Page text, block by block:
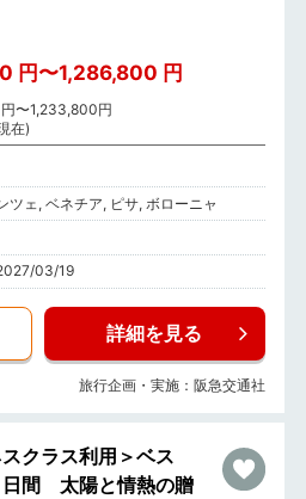
円〜1,286,800 円
〜1,233,800円
在)
ツェ, ベネチア, ピサ, ボローニャ
03/19
詳細を見る
旅行企画・実施：阪急交通社
クラス利用＞ベス
日間 太陽と情熱の贈